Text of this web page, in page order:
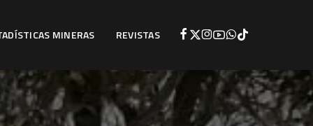
MINERAS REVISTAS